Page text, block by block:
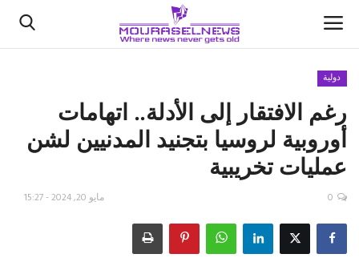
الأخبار
كتّابنا
السعودية
اقتصاد
دولية
رغم الافتقار إلى الأدلة.. اتهامات
أوروبية لروسيا بتجنيد المدنيين لشن
عمليات تخريبية
مايو 20, 2024 - 15:27 0